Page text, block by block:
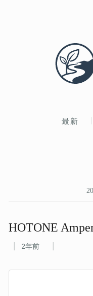
最新
HOTONE
2年前